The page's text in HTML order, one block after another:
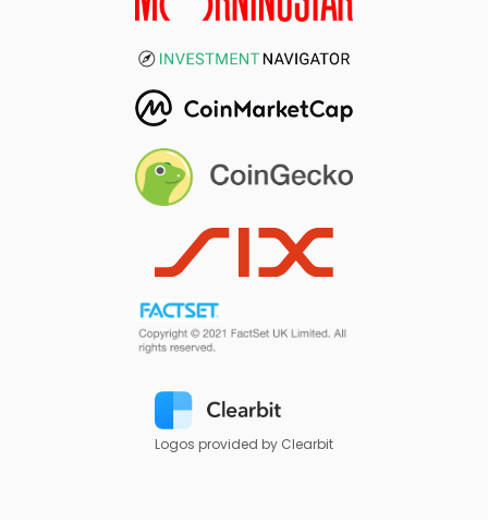
Logos provided by Clearbit